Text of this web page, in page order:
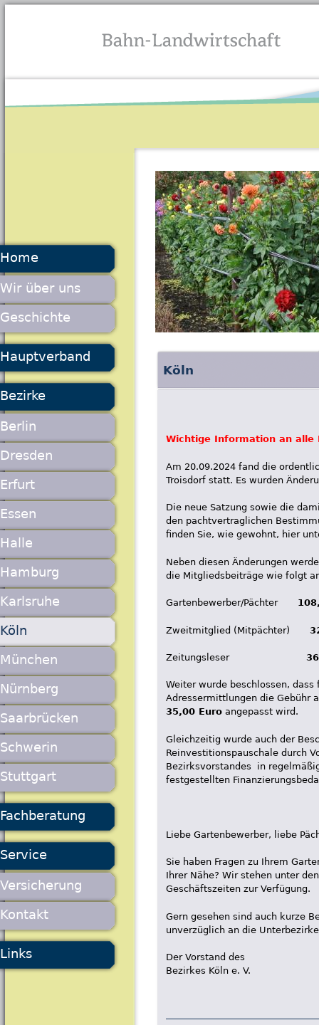
Jump to navigation
Köln
Wichtige Information an alle
Am 20.09.2024 fand die
Troisdorf statt. Es wurden
Die neue Satzung sowie die
den pachtvertraglichen
finden Sie, wie gewohnt, hier
Neben diesen Änderungen
die Mitgliedsbeiträge wie folgt
Gartenbewerber/Pächter
Zweitmitglied (Mitpächter)
Zeitungsleser
Weiter wurde beschlossen, dass
Adressermittlungen die Gebühr
35,00 Euro angepasst wird.
Gleichzeitig wurde auch der
Reinvestitionspauschale durch
Bezirksvorstandes in
festgestellten
Liebe Gartenbewerber, liebe
Sie haben Fragen zu Ihrem
Ihrer Nähe? Wir stehen unter
Geschäftszeiten zur Verfügung.
Gern gesehen sind auch kurze
unverzüglich an die
Der Vorstand des
Bezirkes Köln e. V.
Home
Wir über uns
Geschichte
Hauptverband
Bezirke
Berlin
Dresden
Erfurt
Essen
Halle
Hamburg
Karlsruhe
Köln
München
Nürnberg
Saarbrücken
Schwerin
Stuttgart
Fachberatung
Service
Versicherung
Kontakt
Links